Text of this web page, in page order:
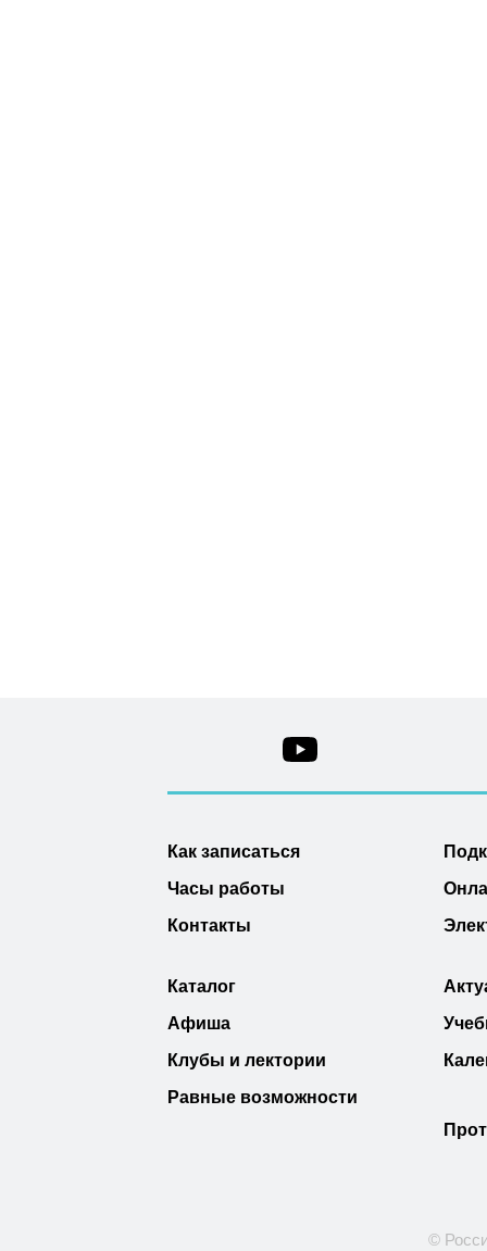
Как записаться
Часы работы
Контакты
Каталог
Афиша
Клубы и лектории
Равные возможности
©